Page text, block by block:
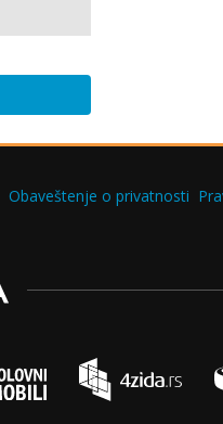
Obaveštenje o privatnosti